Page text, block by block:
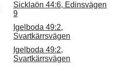
Sicklaön 44:6, Edinsvägen
9
Igelboda 49:2,
Svartkärrsvägen
Igelboda 49:2,
Svartkärrsvägen